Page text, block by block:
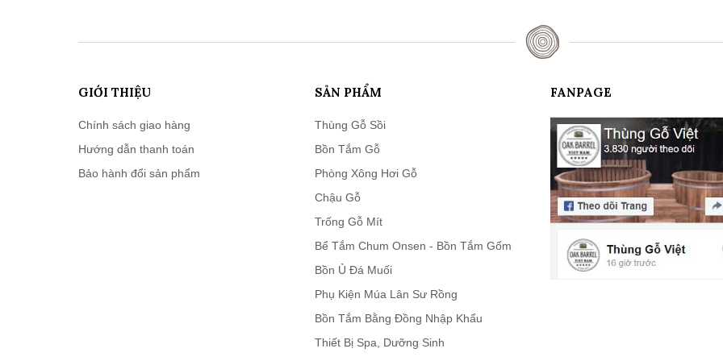
GIỚI THIỆU
Chính sách giao hàng
Hướng dẫn thanh toán
Bảo hành đổi sản phẩm
SẢN PHẨM
Thùng Gỗ Sồi
Bồn Tắm Gỗ
Phòng Xông Hơi Gỗ
Chậu Gỗ
Trống Gỗ Mít
Bể Tắm Chum Onsen - Bồn Tắm Gốm
Bồn Ủ Đá Muối
Phụ Kiện Múa Lân Sư Rồng
Bồn Tắm Bằng Đồng Nhập Khẩu
Thiết Bị Spa, Dưỡng Sinh
FANPAGE